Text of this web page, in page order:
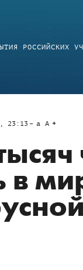
РОССИЙСКИХ
23:13 a A
в